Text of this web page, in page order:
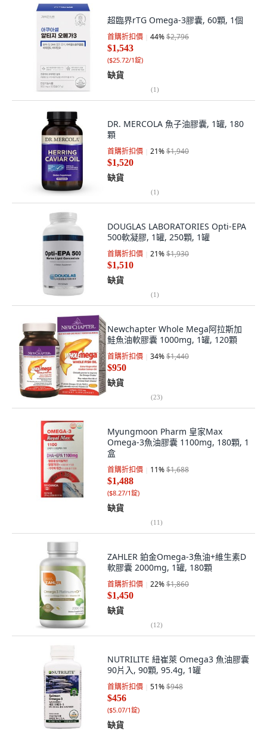
超臨界rTG Omega-3膠囊, 60顆, 1個
首購折扣價 44%$2,796
$1,543
($25.72/1錠)
缺貨
(1)
DR. MERCOLA 魚子油膠囊, 1罐, 180
顆
首購折扣價 21%$1,940
$1,520
缺貨
(1)
DOUGLAS LABORATORIES Opti-EPA
500軟凝膠, 1罐, 250顆, 1罐
首購折扣價 21%$1,930
$1,510
缺貨
(1)
Newchapter Whole Mega阿拉斯加
鮭魚油軟膠囊 1000mg, 1罐, 120顆
首購折扣價 34%$1,440
$950
缺貨
(23)
Myungmoon Pharm 皇家Max
Omega-3魚油膠囊 1100mg, 180顆, 1
盒
首購折扣價 11%$1,688
$1,488
($8.27/1錠)
缺貨
(11)
ZAHLER 鉑金Omega-3魚油+維生素D
軟膠囊 2000mg, 1罐, 180顆
首購折扣價 22%$1,860
$1,450
缺貨
(12)
NUTRILITE 紐崔萊 Omega3 魚油膠囊
90片入, 90顆, 95.4g, 1罐
首購折扣價 51%$948
$456
($5.07/1錠)
缺貨